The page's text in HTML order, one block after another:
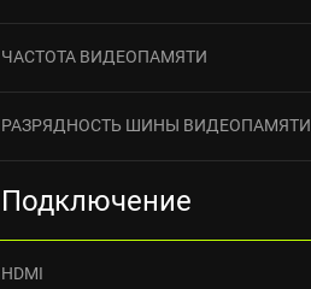
ЧАСТОТА ВИДЕОПАМЯТИ
РАЗРЯДНОСТЬ ШИНЫ ВИДЕОПАМЯТИ
Подключение
HDMI